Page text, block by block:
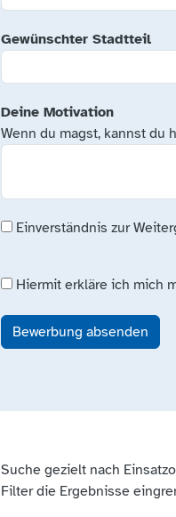
Gewünschter Stadtteil
Deine Motivation
Wenn du magst, kannst du
Einverständnis zur
Hiermit erkläre ich mich
Bewerbung absenden
Suche gezielt nach
Filter die Ergebnisse